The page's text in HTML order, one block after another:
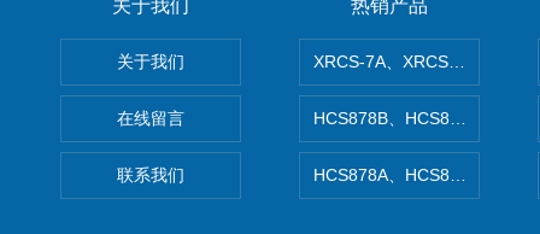
关于我们
关于我们
在线留言
联系我们
热销产品
XRCS-7A、XRCS-7B防腐蚀
HCS878B、HCS878A矿石型
HCS878A、HCS878B非金属